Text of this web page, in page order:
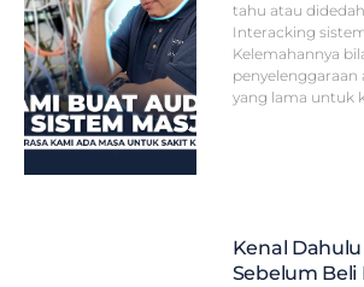
tahu atau
Interacking
Kelemahannya
penyelenggaraan
yang lama untuk
Kenal
Sebelum Beli